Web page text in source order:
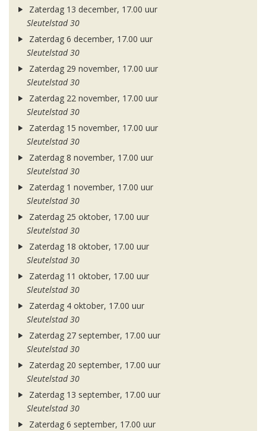
Zaterdag 13 december, 17.00 uur
Sleutelstad 30
Zaterdag 6 december, 17.00 uur
Sleutelstad 30
Zaterdag 29 november, 17.00 uur
Sleutelstad 30
Zaterdag 22 november, 17.00 uur
Sleutelstad 30
Zaterdag 15 november, 17.00 uur
Sleutelstad 30
Zaterdag 8 november, 17.00 uur
Sleutelstad 30
Zaterdag 1 november, 17.00 uur
Sleutelstad 30
Zaterdag 25 oktober, 17.00 uur
Sleutelstad 30
Zaterdag 18 oktober, 17.00 uur
Sleutelstad 30
Zaterdag 11 oktober, 17.00 uur
Sleutelstad 30
Zaterdag 4 oktober, 17.00 uur
Sleutelstad 30
Zaterdag 27 september, 17.00 uur
Sleutelstad 30
Zaterdag 20 september, 17.00 uur
Sleutelstad 30
Zaterdag 13 september, 17.00 uur
Sleutelstad 30
Zaterdag 6 september, 17.00 uur